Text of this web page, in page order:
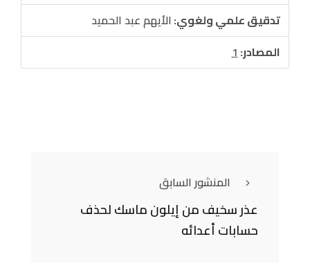
تدقيق علمي ولغوي:الأيهم عبد الحميد
المصادر:1
المنشور السابق
عذر سخيف من إيلون ماسك لحذف
حسابات أعدائه